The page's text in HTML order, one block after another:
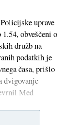
uprave
obveščeni o
družb na
podatkih je
časa, prišlo
dvigovanje
Med